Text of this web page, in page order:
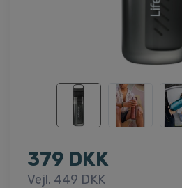
379 DKK
Vejl. 449 DKK